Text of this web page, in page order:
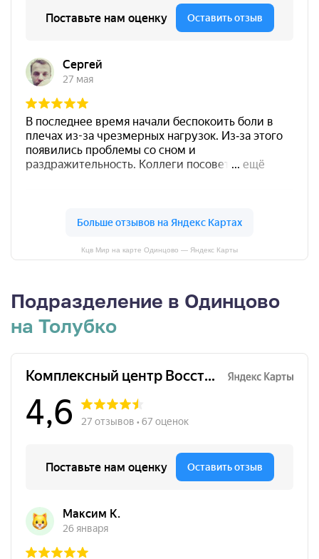
Кцв Мир на карте Одинцово — Яндекс Карты
Подразделение в Одинцово
на Толубко